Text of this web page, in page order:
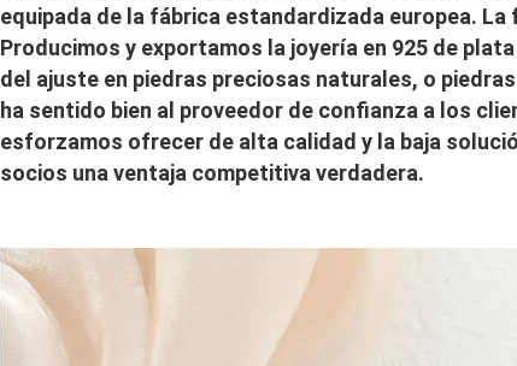
equipada de la fábrica estandardizada europea. La
Producimos y exportamos la joyería en 925 de
del ajuste en piedras preciosas naturales, o
ha sentido bien al proveedor de confianza a los
esforzamos ofrecer de alta calidad y la baja
socios una ventaja competitiva verdadera.